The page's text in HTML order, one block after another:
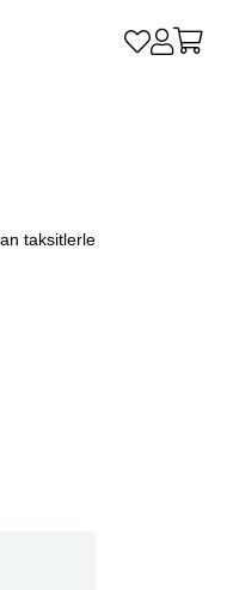
taksitlerle